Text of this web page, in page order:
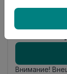
Страна
Внимание!